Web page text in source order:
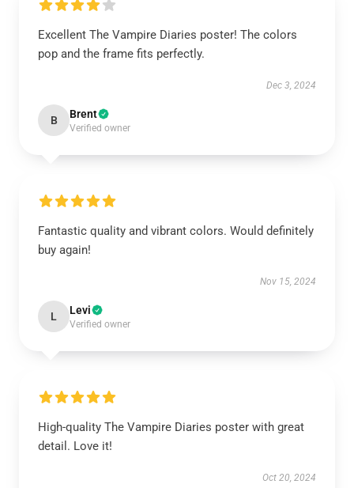
Excellent The Vampire Diaries poster! The colors
pop and the frame fits perfectly.
Dec 3, 2024
B Brent
Verified owner
Fantastic quality and vibrant colors. Would definitely
buy again!
Nov 15, 2024
L Levi
Verified owner
High-quality The Vampire Diaries poster with great
detail. Love it!
Oct 20, 2024